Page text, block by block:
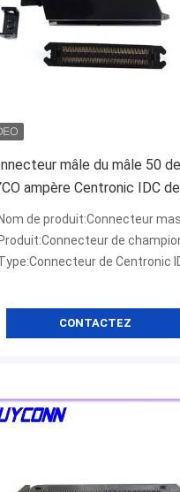
mâle du mâle 50 de
ampère Centronic IDC de
avec la certification
Nom de produit:Connecteur masculin
Produit:Connecteur de
de Centronic
CONTACTEZ